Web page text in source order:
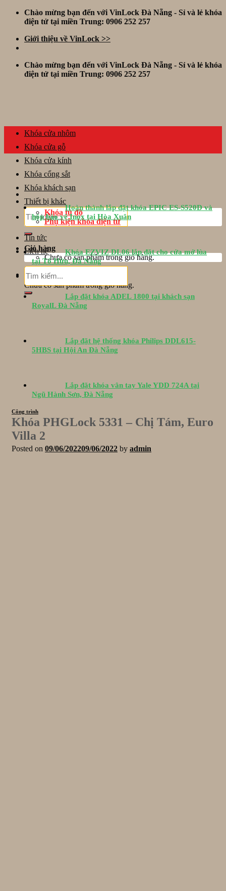
Skip
Chào mừng bạn đến với VinLock Đà Nẵng - Sỉ và lẻ khóa
điện tử tại miền Trung: 0906 252 257
Giới thiệu về VinLock >>
Chào mừng bạn đến với VinLock Đà Nẵng - Sỉ và lẻ khóa
điện tử tại miền Trung: 0906 252 257
Tìm
kiếm:
Giỏ hàng
Chưa có sản phẩm trong giỏ hàng.
Giỏ hàng
Chưa có sản phẩm trong giỏ hàng.
Khóa cửa nhôm
Khóa cửa gỗ
Khóa cửa kính
Khóa cổng sắt
Khóa khách sạn
Thiết bị khác
Khóa tủ đồ
Phụ kiện khóa điện tử
Tin tức
Liên hệ
Tìm
kiếm:
Hoàn thành lắp đặt khóa EPIC ES-S520D và
hộp bảo vệ Inox tại Hòa Xuân
Khóa EZVIZ DL06 lắp đặt cho cửa mở lùa
tại Tố Hữu, Đà Nẵng
Lắp đặt khóa ADEL 1800 tại khách sạn
RoyalL Đà Nẵng
Lắp đặt hệ thống khóa Philips DDL615-
5HBS tại Hội An Đà Nẵng
Lắp đặt khóa vân tay Yale YDD 724A tại
Ngũ Hành Sơn, Đà Nẵng
Công trình
Khóa PHGLock 5331 – Chị Tám, Euro
Villa 2
Posted on 09/06/202209/06/2022 by admin